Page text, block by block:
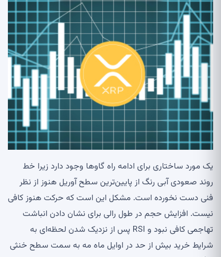
یک مورد ساختاری برای ادامه راه گاوها وجود دارد زیرا خط
روند صعودی آبی رنگ از پایین‌ترین سطح آوریل هنوز از نظر
فنی دست نخورده است. مشکل این است که حرکت هنوز کافی
نیست. افزایش حجم در طول رالی برای نشان دادن انباشت
تهاجمی کافی نبود و RSI پس از نزدیک شدن لحظه‌ای به
شرایط خرید بیش از حد در اوایل ماه مه به سمت سطح خنثی